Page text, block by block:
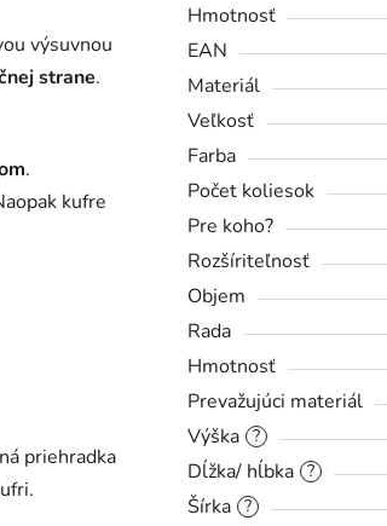
výsuvnou
strane.
.
kufre
priehradka
Hmotnosť
EAN
Materiál
Veľkosť
Farba
Počet koliesok
Pre koho?
Rozšíriteľnosť
Objem
Rada
Hmotnosť
Prevažujúci materiál
?
Výška
?
Dĺžka/ hĺbka
?
Šírka